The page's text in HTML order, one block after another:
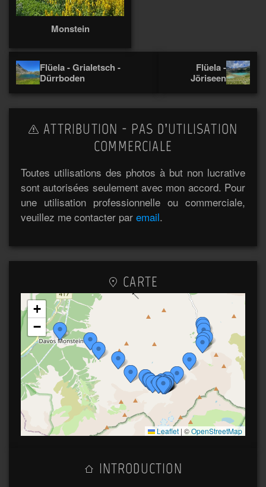
Monstein
Flüela - Grialetsch -
Dürrboden
Flüela -
Jöriseen
ATTRIBUTION - PAS D’UTILISATION
COMMERCIALE
Toutes utilisations des photos à but non lucrative
sont autorisées seulement avec mon accord. Pour
une utilisation professionnelle ou commerciale,
veuillez me contacter par email.
CARTE
+
−
Leaflet | ©OpenStreetMap
INTRODUCTION